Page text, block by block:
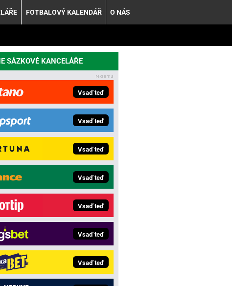
FOTBALOVÝ KALENDÁŘ O NÁS
SÁZKOVÉ KANCELÁŘE
Vsaď teď
Vsaď teď
Vsaď teď
Vsaď teď
Vsaď teď
Vsaď teď
Vsaď teď